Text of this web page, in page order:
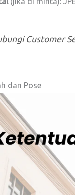
Customer
dan Pose